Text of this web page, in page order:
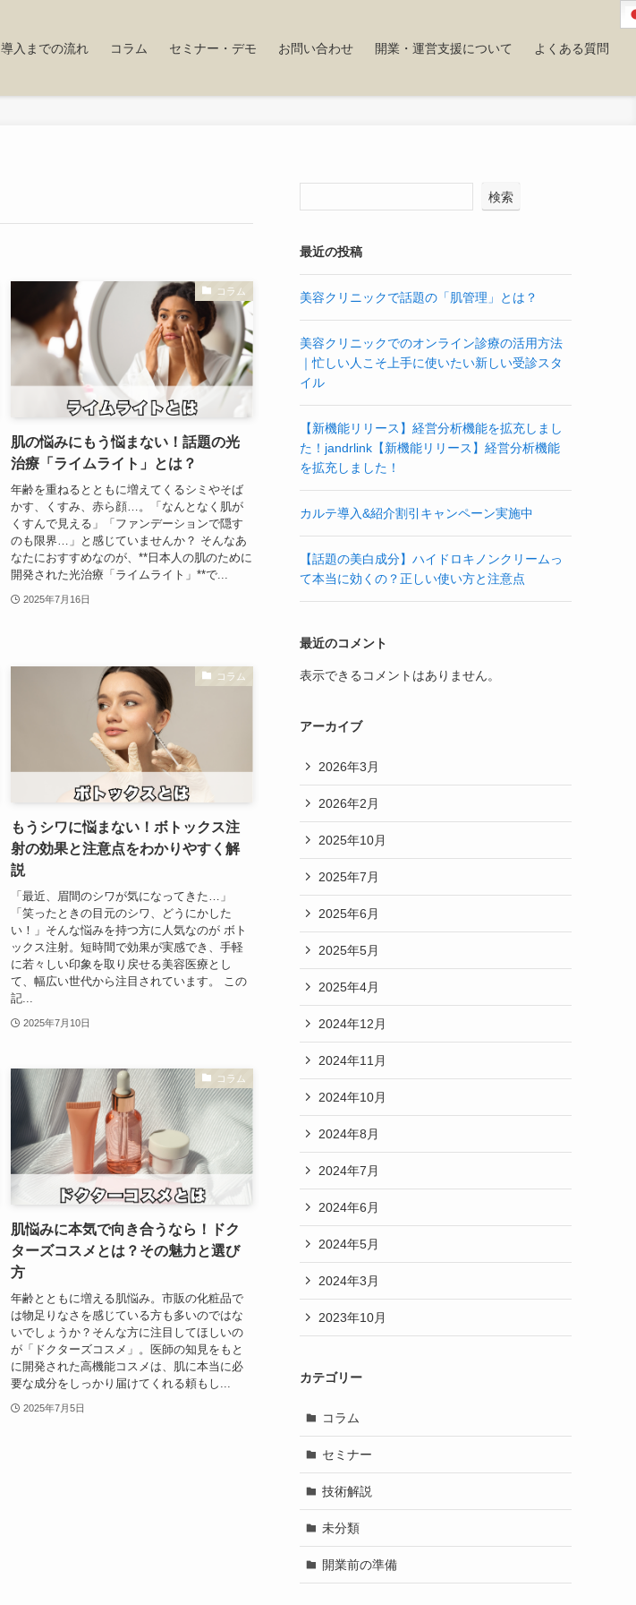
導入までの流れ コラム セミナー・デモ お問い合わせ 開業・運営支援について よくある質問
コラム
肌の悩みにもう悩まない！話題の光
治療「ライムライト」とは？
年齢を重ねるとともに増えてくるシミやそば
かす、くすみ、赤ら顔…。「なんとなく肌が
くすんで見える」「ファンデーションで隠す
のも限界…」と感じていませんか？ そんなあ
なたにおすすめなのが、**日本人の肌のために
開発された光治療「ライムライト」**で...
2025年7月16日
コラム
もうシワに悩まない！ボトックス注
射の効果と注意点をわかりやすく解
説
「最近、眉間のシワが気になってきた…」
「笑ったときの目元のシワ、どうにかした
い！」そんな悩みを持つ方に人気なのが ボト
ックス注射。短時間で効果が実感でき、手軽
に若々しい印象を取り戻せる美容医療とし
て、幅広い世代から注目されています。 この
記...
2025年7月10日
コラム
肌悩みに本気で向き合うなら！ドク
ターズコスメとは？その魅力と選び
方
年齢とともに増える肌悩み。市販の化粧品で
は物足りなさを感じている方も多いのではな
いでしょうか？そんな方に注目してほしいの
が「ドクターズコスメ」。医師の知見をもと
に開発された高機能コスメは、肌に本当に必
要な成分をしっかり届けてくれる頼もし...
2025年7月5日
検索
最近の投稿
美容クリニックで話題の「肌管理」とは？
美容クリニックでのオンライン診療の活用方法
｜忙しい人こそ上手に使いたい新しい受診スタ
イル
【新機能リリース】経営分析機能を拡充しまし
た！jandrlink【新機能リリース】経営分析機能
を拡充しました！
カルテ導入&紹介割引キャンペーン実施中
【話題の美白成分】ハイドロキノンクリームっ
て本当に効くの？正しい使い方と注意点
最近のコメント
表示できるコメントはありません。
アーカイブ
2026年3月
2026年2月
2025年10月
2025年7月
2025年6月
2025年5月
2025年4月
2024年12月
2024年11月
2024年10月
2024年8月
2024年7月
2024年6月
2024年5月
2024年3月
2023年10月
カテゴリー
コラム
セミナー
技術解説
未分類
開業前の準備